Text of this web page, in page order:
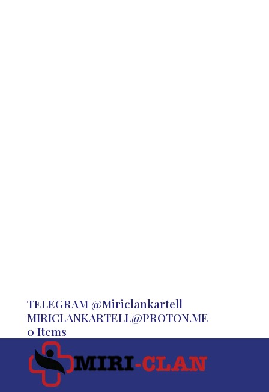
TELEGRAM @Miriclankartell
MIRICLANKARTELL@PROTON.ME
0 Items